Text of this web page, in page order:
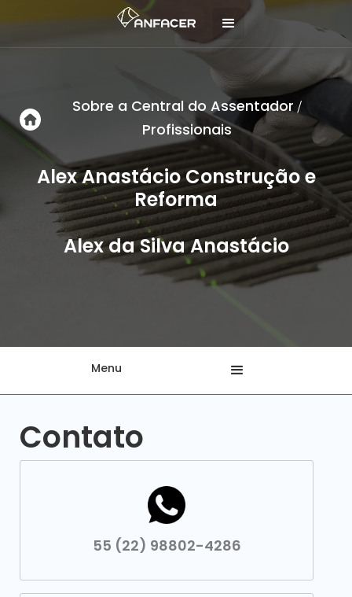
Sobre a Central do Assentador /
Profissionais
Alex Anastácio Construção e
Reforma
Alex da Silva Anastácio
Menu
Contato
55 (22) 98802-4286